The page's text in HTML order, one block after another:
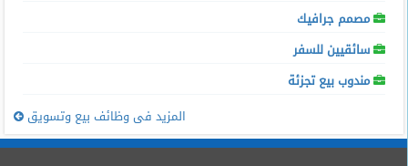
مصمم جرافيك
سائقيين للسفر
مندوب بيع تجزئة
المزيد فى وظائف بيع وتسويق